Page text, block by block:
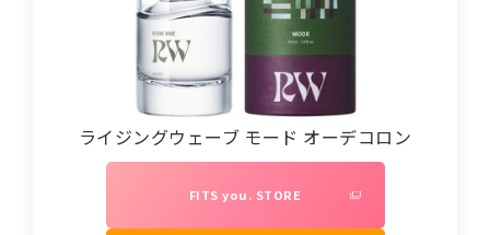
ライジングウェーブ モード オーデコロン
FITS you. STORE